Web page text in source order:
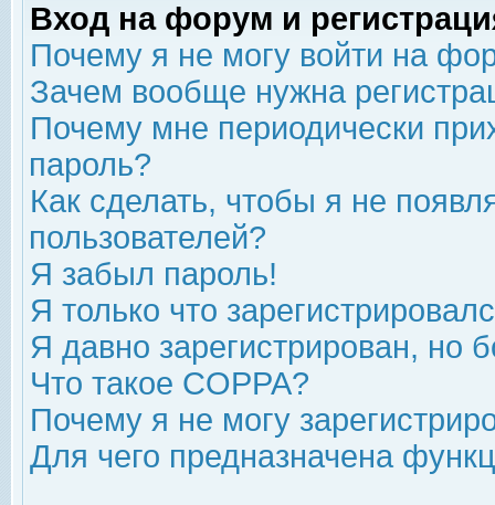
Вход на форум и
Почему я не могу войти на
Зачем вообще нужна
Почему мне периодически
пароль?
Как сделать, чтобы я не
пользователей?
Я забыл пароль!
Я только что
Я давно зарегистрирован, но
Что такое COPPA?
Почему я не могу
Для чего предназначена